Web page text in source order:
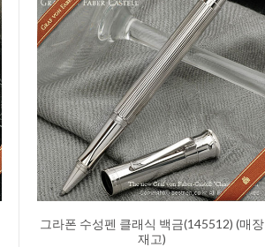
그라폰 수성펜 클래식 백금(145512) (매장
재고)